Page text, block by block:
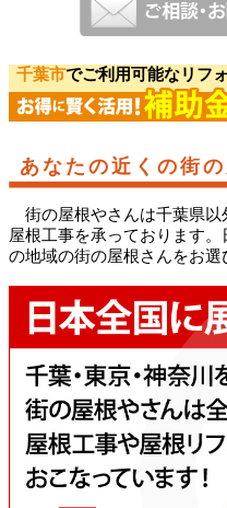
千葉市でご利用可能なリフ
あなたの近くの街
街の屋根やさんは千葉県
屋根工事を承っております
の地域の街の屋根さんをお選